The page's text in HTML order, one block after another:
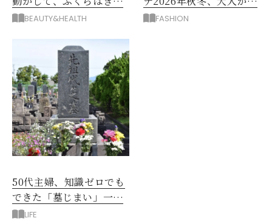
むくみ、こむら返りを解
BEAUTY&HEALTH
たい新作服は？
FASHION
50代主婦、知識ゼロでも
できた「墓じまい」一つ
後悔したのは、ある順
LIFE